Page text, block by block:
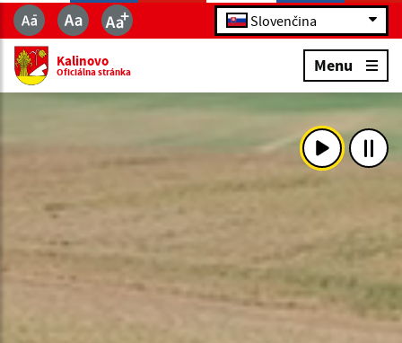
Slovenčina
Kalinovo
Oficiálna stránka Menu